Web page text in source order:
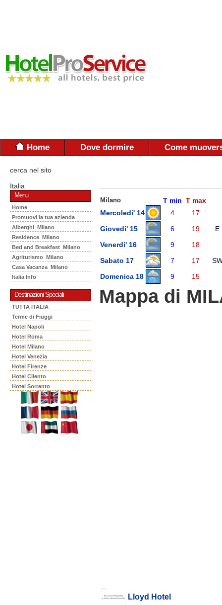
Home Dove dormire Come
cerca nel sito
Italia
Menu
Home
Promuovi la tua azienda
Alberghi Milano
Residence Milano
Bed and Breakfast Milano
Agriturismo Milano
Casa Vacanza Milano
Italia Info
Destinazioni Speciali
TUTTA ITALIA
Terme di Fiuggi
Hotel Napoli
Hotel Roma
Hotel Milano
Hotel Venezia
Hotel Firenze
Hotel Cilento
Hotel Sorrento
Milano T min T max
Mercoledi' 14
4
17
Giovedi' 15
6 19
E
Venerdi' 16
9
18
Sabato 17
7 17
Domenica 18
9 15
Mappa di
Lloyd Hotel